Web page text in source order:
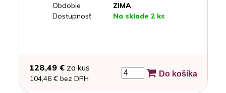
Obdobie
ZIMA
Dostupnosť:
Na sklade 2 ks
128,49 €za kus
104,46 € bez DPH
Do košíka